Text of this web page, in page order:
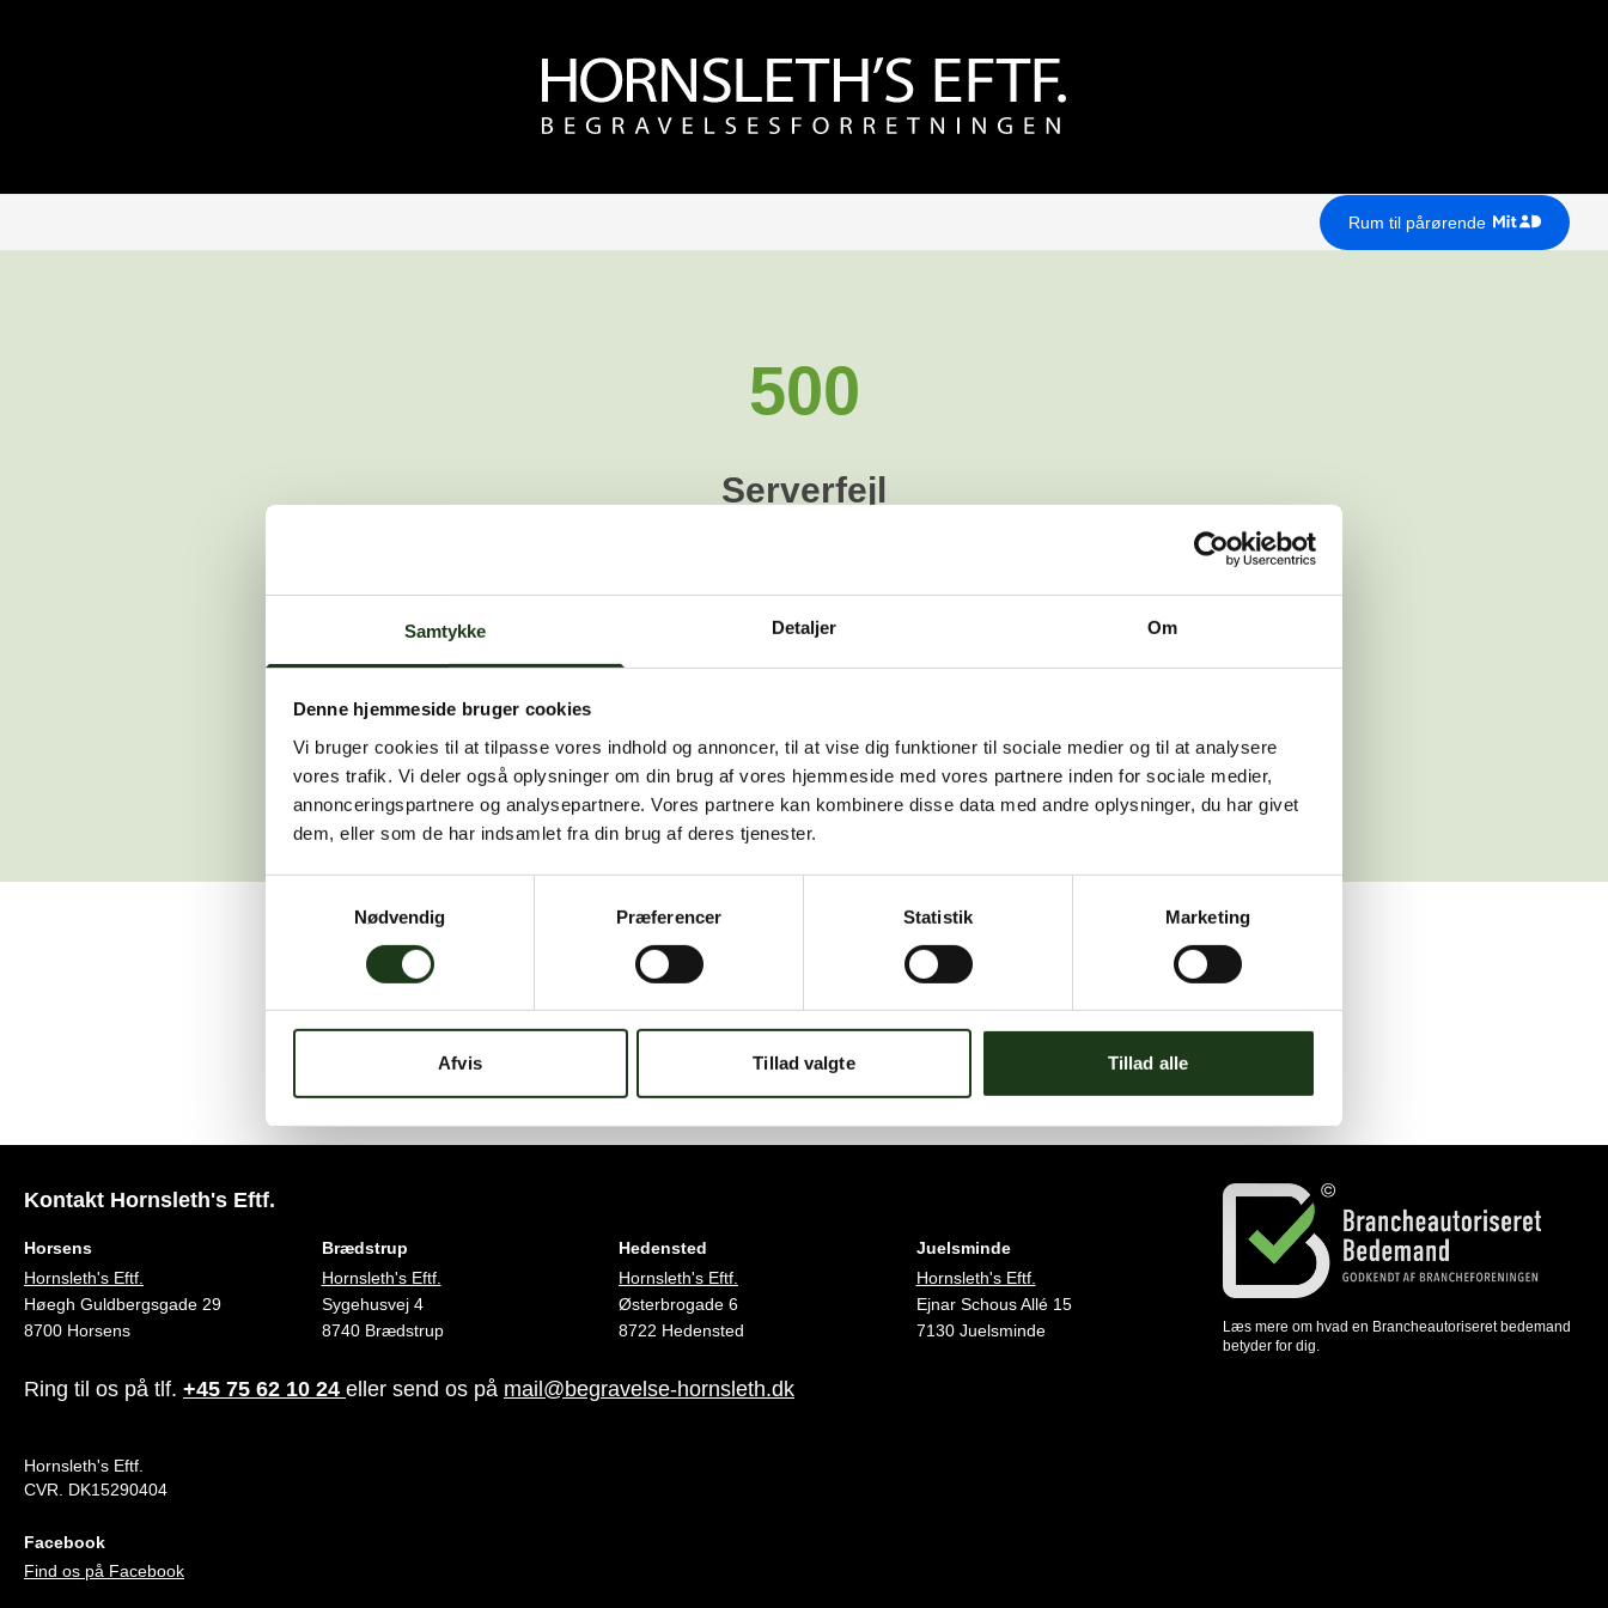
Samtykke Detaljer Om
Denne hjemmeside bruger cookies
Vi bruger cookies til at tilpasse vores indhold og annoncer, til at vise dig funktioner til sociale medier og til at analysere
vores trafik. Vi deler også oplysninger om din brug af vores hjemmeside med vores partnere inden for sociale medier,
annonceringspartnere og analysepartnere. Vores partnere kan kombinere disse data med andre oplysninger, du har givet
dem, eller som de har indsamlet fra din brug af deres tjenester.
Samtykkevalg
Nødvendig
Præferencer Statistik Marketing
Afvis Tillad valgte Tillad alle
Rum til pårørende
500
Serverfejl
Der opstod en intern serverfejl. Vi arbejder på at løse problemet. Prøv venligst igen
Gå til forsiden Gå tilbage
Har du brug for hjælp?
Vi er her for at hjælpe dig. Du er velkommen til at kontakte os, hvis du har spørgsmål eller brug for assistance.
Find nærmeste afdeling
Kontakt Hornsleth's Eftf.
Horsens
Hornsleth's Eftf.
Høegh Guldbergsgade 29
8700 Horsens
Brædstrup
Hornsleth's Eftf.
Sygehusvej 4
8740 Brædstrup
Hedensted
Hornsleth's Eftf.
Østerbrogade 6
8722 Hedensted
Juelsminde
Hornsleth's Eftf.
Ejnar Schous Allé 15
7130 Juelsminde
Ring til os på tlf. +45 75 62 10 24 eller send os på mail@begravelse-hornsleth.dk
Hornsleth's Eftf.
CVR. DK15290404
Facebook
Find os på Facebook
Læs mere om hvad en Brancheautoriseret bedemand
betyder for dig.